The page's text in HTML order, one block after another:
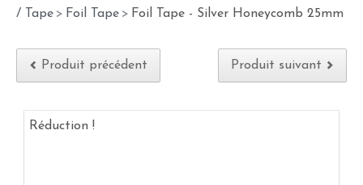
/ Tape > Foil Tape > Foil Tape - Silver Honeycomb 25mm
Produit précédent Produit suivant
Réduction !